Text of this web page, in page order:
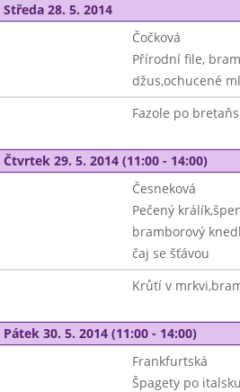
Středa 28. 5. 2014
Čočková
Přírodní file,
džus,ochucené
Fazole po
Čtvrtek 29. 5. 2014 (11:00 - 14:00)
Česneková
Pečený
bramborový
čaj se šťávou
Krůtí v
Pátek 30. 5. 2014 (11:00 - 14:00)
Frankfurtská
Špagety po